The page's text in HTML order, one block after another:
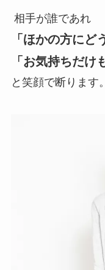
相手が誰であれ
「ほかの方にど
「お気持ちだけ
と笑顔で断ります。